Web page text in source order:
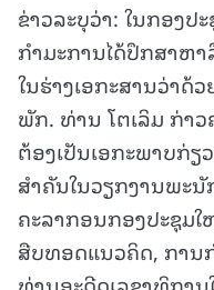
ຂ່າວລະບຸວ່າ: ໃນກອງປ
ກຳມະການໄດ້ປຶກສາຫ
ໃນຮ່າງເອກະສານວ່າດ້
ພັກ. ທ່ານ ໂຕເລິມ ກ່າ
ຕ້ອງເປັນເອກະພາບກ່
ສຳຄັນໃນວຽກງານພະ
ຄະລາກອນກອງປະຊຸມ
ສືບທອດແນວຄິດ, ການ